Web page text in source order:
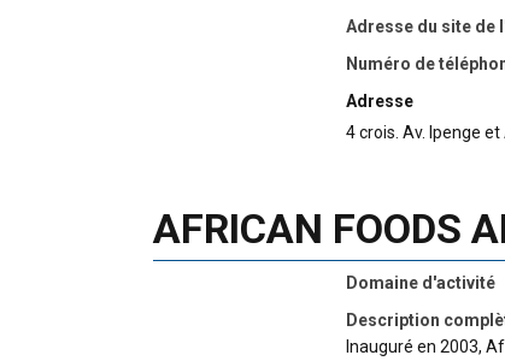
Adresse du site de
Numéro de
Adresse
4 crois. Av. Ipenge et
AFRICAN FOODS
Domaine d'activité
Description
Inauguré en 2003,